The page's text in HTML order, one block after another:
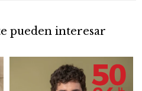
pueden interesar